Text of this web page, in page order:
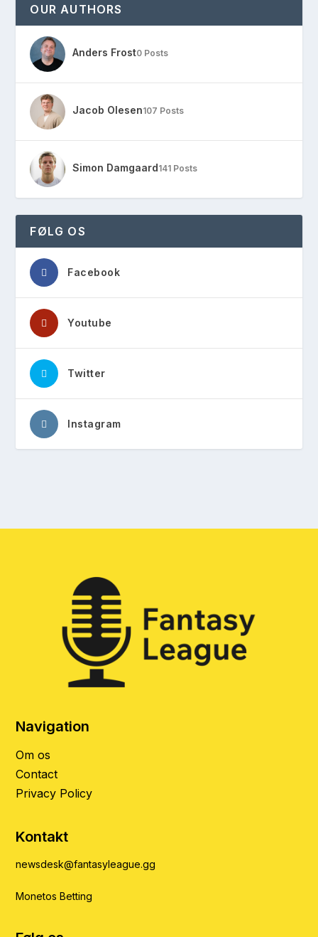
OUR AUTHORS
Anders Frost0 Posts
Jacob Olesen107 Posts
Simon Damgaard141 Posts
FØLG OS
Facebook
Youtube
Twitter
Instagram
Navigation
Om os
Contact
Privacy Policy
Kontakt
newsdesk@fantasyleague.gg
Monetos Betting